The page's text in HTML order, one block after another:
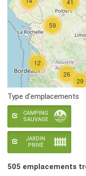
59
26
29
41
12
Type d'emplacements
CAMPING
SAUVAGE
JARDIN
PRIVÉ
505 emplacements